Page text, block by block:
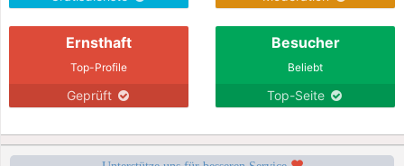
Ernsthaft
Top-Profile
Geprüft
Besucher
Beliebt
Top-Seite